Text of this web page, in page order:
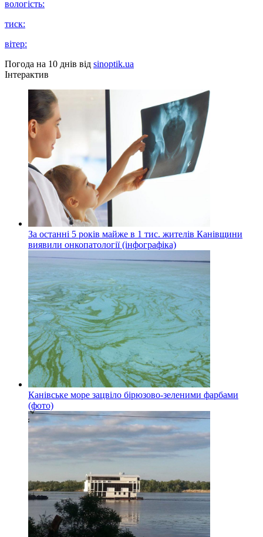
вологість:
тиск:
вітер:
Погода на 10 днів від sinoptik.ua
Інтерактив
За останні 5 років майже в 1 тис. жителів Канівщини
виявили онкопатології (інфографіка)
Канівське море зацвіло бірюзово-зеленими фарбами
(фото)